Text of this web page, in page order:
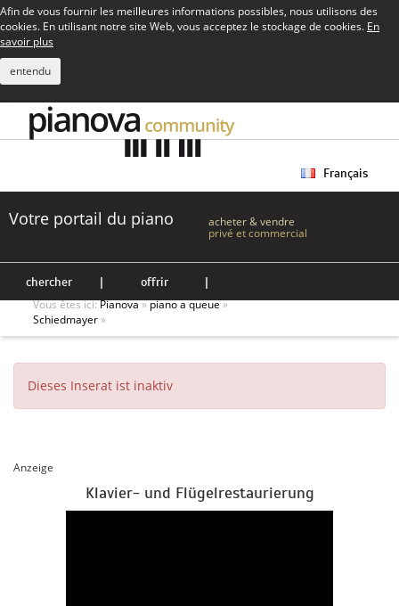
Afin de vous fournir les meilleures informations possibles, nous utilisons des
cookies. En utilisant notre site Web, vous acceptez le stockage de cookies. En
savoir plus
entendu
Français
Votre portail du piano acheter & vendre
privé et commercial
chercher | offrir
|
Vous êtes ici:Pianova»piano a queue»
Schiedmayer »
Dieses Inserat ist inaktiv
Anzeige
Klavier- und Flügelrestaurierung